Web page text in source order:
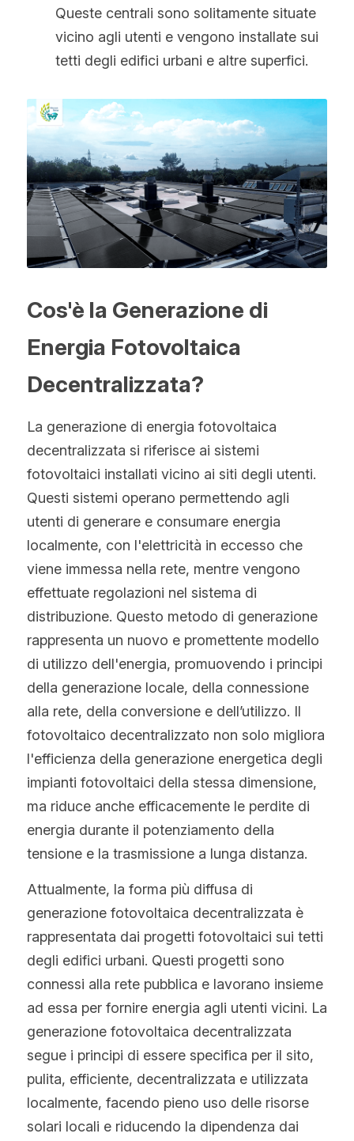
Queste centrali sono solitamente situate
vicino agli utenti e vengono installate sui
tetti degli edifici urbani e altre superfici.
Cos'è la Generazione di
Energia Fotovoltaica
Decentralizzata?
La generazione di energia fotovoltaica
decentralizzata si riferisce ai sistemi
fotovoltaici installati vicino ai siti degli utenti.
Questi sistemi operano permettendo agli
utenti di generare e consumare energia
localmente, con l'elettricità in eccesso che
viene immessa nella rete, mentre vengono
effettuate regolazioni nel sistema di
distribuzione. Questo metodo di generazione
rappresenta un nuovo e promettente modello
di utilizzo dell'energia, promuovendo i principi
della generazione locale, della connessione
alla rete, della conversione e dell’utilizzo. Il
fotovoltaico decentralizzato non solo migliora
l'efficienza della generazione energetica degli
impianti fotovoltaici della stessa dimensione,
ma riduce anche efficacemente le perdite di
energia durante il potenziamento della
tensione e la trasmissione a lunga distanza.
Attualmente, la forma più diffusa di
generazione fotovoltaica decentralizzata è
rappresentata dai progetti fotovoltaici sui tetti
degli edifici urbani. Questi progetti sono
connessi alla rete pubblica e lavorano insieme
ad essa per fornire energia agli utenti vicini. La
generazione fotovoltaica decentralizzata
segue i principi di essere specifica per il sito,
pulita, efficiente, decentralizzata e utilizzata
localmente, facendo pieno uso delle risorse
solari locali e riducendo la dipendenza dai